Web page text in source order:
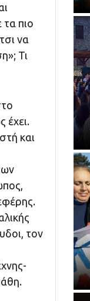
τα πιο
να
Τι
έχει.
και
τον